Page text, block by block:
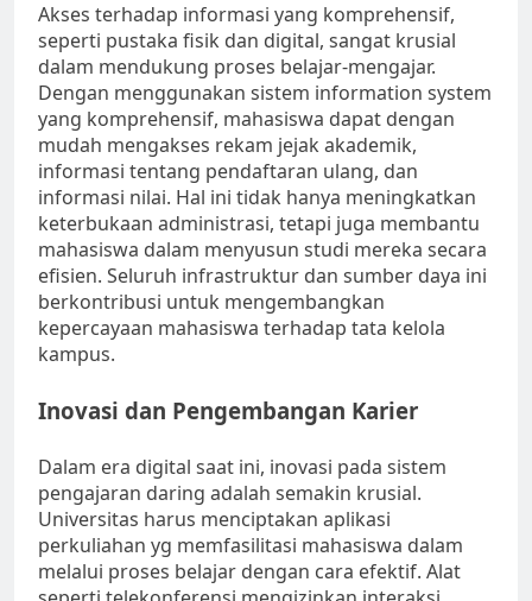
Akses terhadap informasi yang komprehensif,
seperti pustaka fisik dan digital, sangat krusial
dalam mendukung proses belajar-mengajar.
Dengan menggunakan sistem information system
yang komprehensif, mahasiswa dapat dengan
mudah mengakses rekam jejak akademik,
informasi tentang pendaftaran ulang, dan
informasi nilai. Hal ini tidak hanya meningkatkan
keterbukaan administrasi, tetapi juga membantu
mahasiswa dalam menyusun studi mereka secara
efisien. Seluruh infrastruktur dan sumber daya ini
berkontribusi untuk mengembangkan
kepercayaan mahasiswa terhadap tata kelola
kampus.
Inovasi dan Pengembangan Karier
Dalam era digital saat ini, inovasi pada sistem
pengajaran daring adalah semakin krusial.
Universitas harus menciptakan aplikasi
perkuliahan yg memfasilitasi mahasiswa dalam
melalui proses belajar dengan cara efektif. Alat